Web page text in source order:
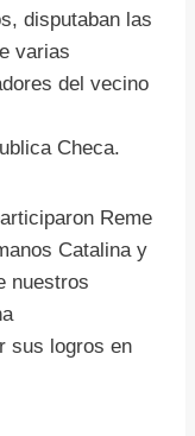
disputaban las
varias
del vecino
Checa.
Reme
Catalina y
nuestros
sus logros en